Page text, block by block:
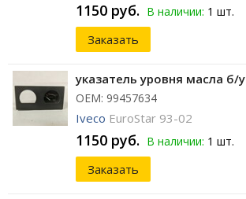
1150 руб. В наличии: 1 шт.
Заказать
указатель уровня масла б/у
ОЕМ: 99457634
Iveco EuroStar 93-02
1150 руб. В наличии: 1 шт.
Заказать